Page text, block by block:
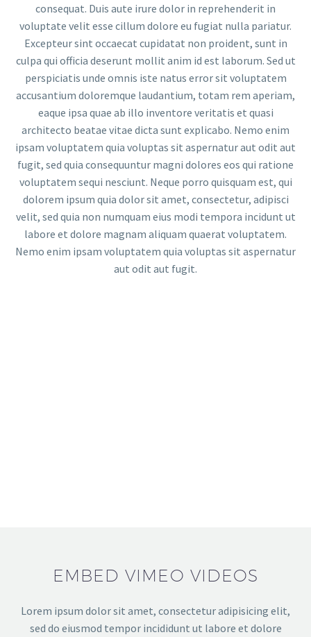
consequat. Duis aute irure dolor in reprehenderit in
voluptate velit esse cillum dolore eu fugiat nulla pariatur.
Excepteur sint occaecat cupidatat non proident, sunt in
culpa qui officia deserunt mollit anim id est laborum. Sed ut
perspiciatis unde omnis iste natus error sit voluptatem
accusantium doloremque laudantium, totam rem aperiam,
eaque ipsa quae ab illo inventore veritatis et quasi
architecto beatae vitae dicta sunt explicabo. Nemo enim
ipsam voluptatem quia voluptas sit aspernatur aut odit aut
fugit, sed quia consequuntur magni dolores eos qui ratione
voluptatem sequi nesciunt. Neque porro quisquam est, qui
dolorem ipsum quia dolor sit amet, consectetur, adipisci
velit, sed quia non numquam eius modi tempora incidunt ut
labore et dolore magnam aliquam quaerat voluptatem.
Nemo enim ipsam voluptatem quia voluptas sit aspernatur
aut odit aut fugit.
EMBED VIMEO VIDEOS
Lorem ipsum dolor sit amet, consectetur adipisicing elit,
sed do eiusmod tempor incididunt ut labore et dolore